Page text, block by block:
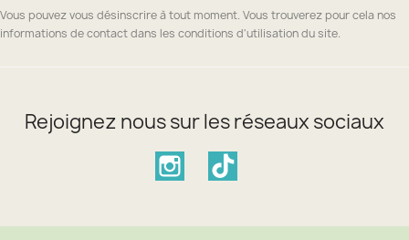
Vous pouvez vous désinscrire à tout moment. Vous trouverez pour cela nos
informations de contact dans les conditions d'utilisation du site.
Rejoignez nous sur les réseaux sociaux
Instagram